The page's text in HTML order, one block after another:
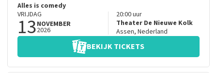
Alles is comedy
VRIJDAG
13NOVEMBER
2026
20:00uur
Theater De Nieuwe Kolk
Assen, Nederland
BEKIJK TICKETS